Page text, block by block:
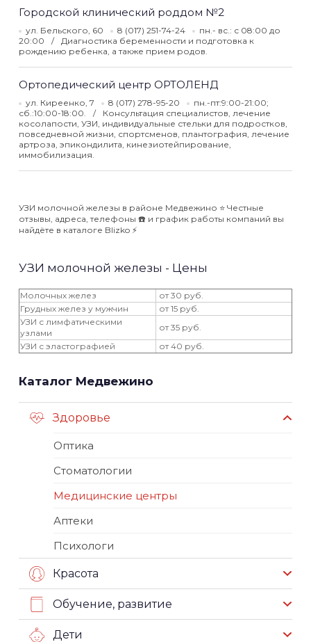
Городской клинический роддом №2
ул. Бельского, 60 8 (017) 251-74-24
пн.- вс.: с 08:00 до
20:00
Диагностика беременности и подготовка к
рождению ребенка, а также прием родов.
Ортопедический центр ОРТОЛЕНД
ул. Киреенко, 7 8 (017) 278-95-20
пн.-пт:9:00-21:00;
сб.:10:00-18:00.
Консультация специалистов, лечение
косолапости, УЗИ, индивидуальные стельки для подростков,
повседневной жизни, спортсменов, плантография, лечение
артроза, эпикондилита, кинезиотейпирование,
иммобилизация.
УЗИ молочной железы в районе Медвежино ⭐️ Честные
отзывы, адреса, телефоны ☎️ и график работы компаний вы
найдёте в каталоге Blizko ⚡️
УЗИ молочной железы - Цены
Молочных желез
от 30 руб.
Грудных желез у мужчин
от 15 руб.
УЗИ с лимфатическими
узлами
от 35 руб.
УЗИ с эластографией
от 40 руб.
Каталог Медвежино
Здоровье
Оптика
Стоматологии
Медицинские центры
Аптеки
Психологи
Красота
Обучение, развитие
Дети